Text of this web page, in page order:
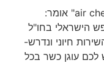
ניסים עקיבא, מייסד ומנכ"ל "אייר שף air chef" אומר:
הישראלי בחו"ל
חיוני ונדרש-
לכם עוגן כשר בכל